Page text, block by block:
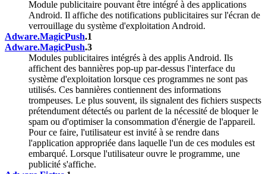
Module publicitaire pouvant être intégré à des applications
Android. Il affiche des notifications publicitaires sur l'écran de
verrouillage du système d'exploitation Android.
Adware.MagicPush.1
Adware.MagicPush.3
Modules publicitaires intégrés à des applis Android. Ils
affichent des bannières pop-up par-dessus l'interface du
système d'exploitation lorsque ces programmes ne sont pas
utilisés. Ces bannières contiennent des informations
trompeuses. Le plus souvent, ils signalent des fichiers suspects
prétendument détectés ou parlent de la nécessité de bloquer le
spam ou d'optimiser la consommation d'énergie de l'appareil.
Pour ce faire, l'utilisateur est invité à se rendre dans
l'application appropriée dans laquelle l'un de ces modules est
embarqué. Lorsque l'utilisateur ouvre le programme, une
publicité s'affiche.